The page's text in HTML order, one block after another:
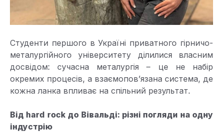
Студенти першого в Україні приватного гірничо-
металургійного університету ділилися власним
досвідом: сучасна металургія – це не набір
окремих процесів, а взаємопов’язана система, де
кожна ланка впливає на спільний результат.
Від hard rock до Вівальді: різні погляди на одну
індустрію